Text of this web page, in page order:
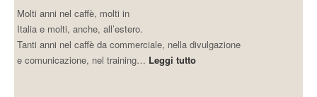
Molti anni nel caffè, molti in
Italia e molti, anche, all’estero.
Tanti anni nel caffè da commerciale, nella divulgazione
e comunicazione, nel training… Leggi tutto